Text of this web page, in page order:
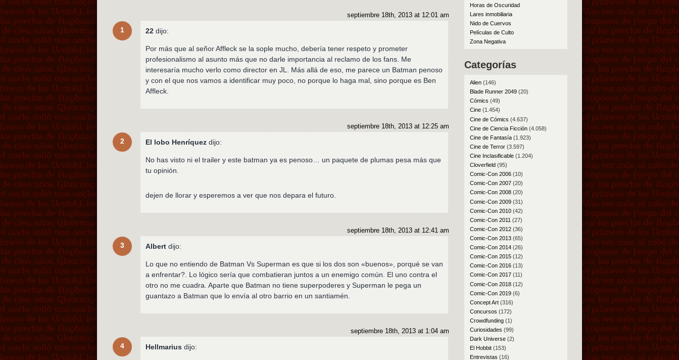
1
septiembre 18th, 2013 at 12:01 am
22 dijo:
Por más que al señor Affleck se la sople mucho, debería tener respeto y prometer
profesionalismo al asunto más que no darle importancia al reclamo de los fans. Me
interesaría mucho verlo como director en JL. Más allá de eso, me parece un Batman penoso
y con el que nos vamos a identificar muy poco, no porque lo haga mal, sino porque es Ben
Affleck.
2
septiembre 18th, 2013 at 12:25 am
El lobo Henríquez dijo:
No has visto ni el trailer y este batman ya es penoso… un paquete de plumas pesa más que
tu opinión.
dejen de llorar y esperemos a ver que nos depara el futuro.
3
septiembre 18th, 2013 at 12:41 am
Albert dijo:
Lo que no entiendo de Batman Vs Superman es que si los dos son «buenos», porqué se van
a enfrentar?. Lo lógico sería que combatieran juntos a un enemigo común. El uno contra el
otro no me cuadra. Aparte que Batman no tiene superpoderes y Superman le pega un
guantazo a Batman que lo envía al otro barrio en un santiamén.
4
septiembre 18th, 2013 at 1:04 am
Hellmarius dijo:
Horas de Oscuridad
Lares inmobiliaria
Nido de Cuervos
Películas de Culto
Zona Negativa
Categorías
Alien(146)
Blade Runner 2049(20)
Cómics (49)
Cine(1.454)
Cine de Cómics (4.637)
Cine de Ciencia Ficción(4.058)
Cine de Fantasía(1.923)
Cine de Terror(3.597)
Cine Inclasificable(1.204)
Cloverfield(95)
Comic-Con 2006(10)
Comic-Con 2007(20)
Comic-Con 2008(20)
Comic-Con 2009(31)
Comic-Con 2010(42)
Comic-Con 2011 (27)
Comic-Con 2012(36)
Comic-Con 2013(65)
Comic-Con 2014(26)
Comic-Con 2015(12)
Comic-Con 2016(13)
Comic-Con 2017(11)
Comic-Con 2018(12)
Comic-Con 2019(6)
Concept Art(316)
Concursos (172)
Crowdfunding(1)
Curiosidades (99)
Dark Universe(2)
El Hobbit(153)
Entrevistas (16)